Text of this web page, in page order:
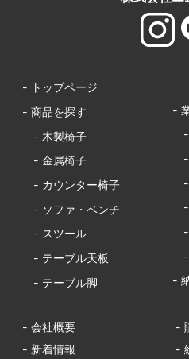
- トップページ
- 商品を探す
- 木製椅子
- 金属椅子
- カウンター椅子
- ソファ・ベンチ
- スツール
- テーブル天板
- テーブル脚
-
-
-
-
-
-
-
-
- 会社概要
-
- 新着情報
-